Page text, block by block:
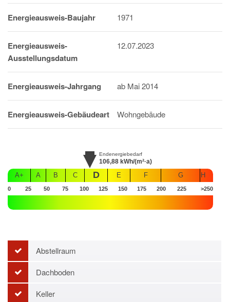
Energieausweis-Baujahr 1971
Energieausweis-
Ausstellungsdatum
12.07.2023
Energieausweis-Jahrgang ab Mai 2014
Energieausweis-Gebäudeart Wohngebäude
Endenergiebedarf
106,88 kWh/(m²·a)
A+
A B C D E F G H
0 25 50 75 100 125 150 175 200 225 >250
Abstellraum
Dachboden
Keller